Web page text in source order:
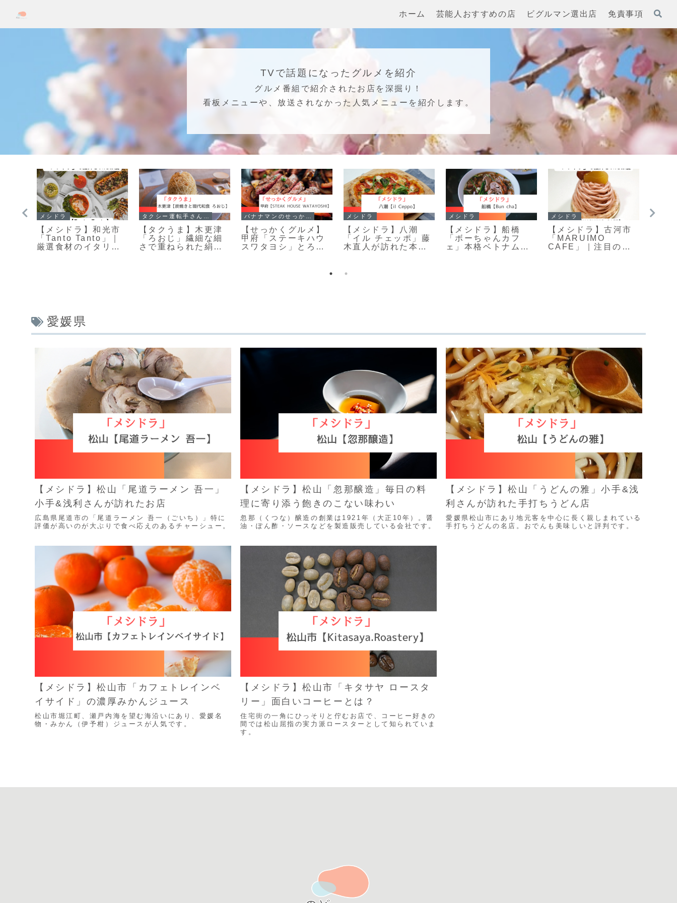
ホーム 芸能人おすすめの店 ビグルマン選出店 免責事項
TVで話題になったグルメを紹介
グルメ番組で紹介されたお店を深掘り！
看板メニューや、放送されなかった人気メニューを紹介します。
メシドラ
【メシドラ】和光市
「Tanto Tanto」｜
厳選食材のイタリア
【タクうま】木更津
「ろおじ」繊細な細
さで重ねられた絹糸
【せっかくグルメ】
甲府「ステーキハウ
スワタヨシ」とろけ
メシドラ
【メシドラ】八潮
「イル チェッポ」藤
木直人が訪れた本格
メシドラ
【メシドラ】船橋
「ボーちゃんカフ
ェ」本格ベトナム料
メシドラ
【メシドラ】古河市
「MARUIMO
CAFE」｜注目の芋
愛媛県
【メシドラ】松山「尾道ラーメン 吾一」
小手&浅利さんが訪れたお店
広島県尾道市の「尾道ラーメン 吾一（ごいち）」特に
評価が高いのが大ぶりで食べ応えのあるチャーシュー。
【メシドラ】松山「忽那醸造」毎日の料
理に寄り添う飽きのこない味わい
忽那（くつな）醸造の創業は1921年（大正10年）。醤
油・ぽん酢・ソースなどを製造販売している会社です。
【メシドラ】松山「うどんの雅」小手&浅
利さんが訪れた手打ちうどん店
愛媛県松山市にあり地元客を中心に長く親しまれている
手打ちうどんの名店。おでんも美味しいと評判です。
【メシドラ】松山市「カフェトレインベ
イサイド」の濃厚みかんジュース
松山市堀江町、瀬戸内海を望む海沿いにあり、愛媛名
物・みかん（伊予柑）ジュースが人気です。
【メシドラ】松山市「キタサヤ ロースタ
リー」面白いコーヒーとは？
住宅街の一角にひっそりと佇むお店で、コーヒー好きの
間では松山屈指の実力派ロースターとして知られていま
す。